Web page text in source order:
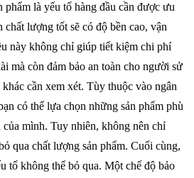
phẩm là yếu tố hàng đầu cần được ưu
lượng tốt sẽ có độ bền cao, vận
này không chỉ giúp tiết kiệm chi phí
mà còn đảm bảo an toàn cho người sử
cần xem xét. Tùy thuộc vào ngân
có thể lựa chọn những sản phẩm phù
mình. Tuy nhiên, không nên chỉ
qua chất lượng sản phẩm. Cuối cùng,
tố không thể bỏ qua. Một chế độ bảo